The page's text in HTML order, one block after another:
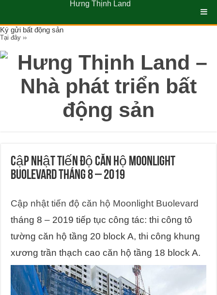
Ký gửi bất động sản
Tại đây ››
Cập nhật tiến độ căn hộ Moonlight
Buolevard tháng 8 – 2019
Cập nhật tiến độ căn hộ Moonlight Buolevard
tháng 8 – 2019 tiếp tục công tác: thi công tô
tường căn hộ tầng 20 block A, thi công khung
xương trần thạch cao căn hộ tầng 18 block A.
Hưng Thịnh Land